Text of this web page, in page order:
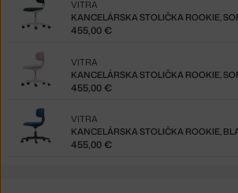
KANCELÁRSKA STOLIČKA ROOKIE,
VITRA
455,00 €
KANCELÁRSKA STOLIČKA ROOKIE,
VITRA
455,00 €
KANCELÁRSKA STOLIČKA ROOKIE,
VITRA
455,00 €